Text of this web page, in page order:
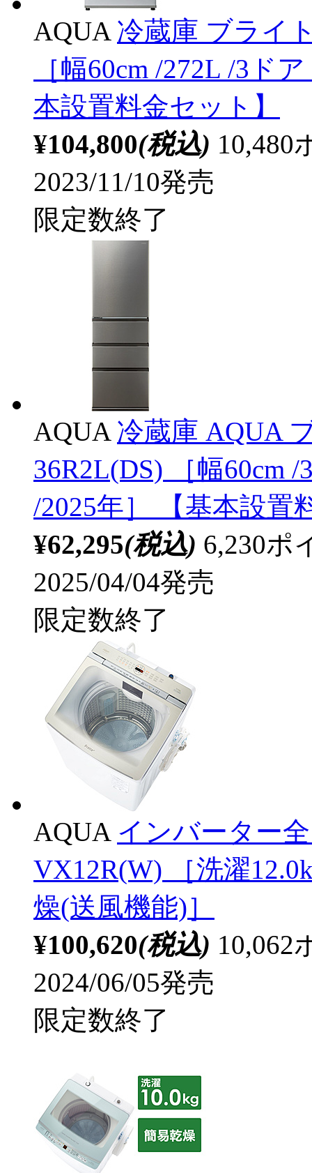
AQUA 冷蔵庫 ブライ
［幅60cm /272L /3ド
本設置料金セット】
¥104,800(税込) 10,480
2023/11/10発売
限定数終了
AQUA 冷蔵庫 AQUA
36R2L(DS) ［幅60cm
/2025年］ 【基本設置
¥62,295(税込) 6,230ポ
2025/04/04発売
限定数終了
AQUA インバーター
VX12R(W) ［洗濯
燥(送風機能)］
¥100,620(税込) 10,062
2024/06/05発売
限定数終了